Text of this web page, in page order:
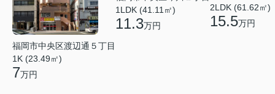
福岡市中央区渡辺通５丁目
1K (23.49㎡)
7万円
1LDK (41.11㎡)
11.3万円
2LDK (61.62㎡)
15.5万円